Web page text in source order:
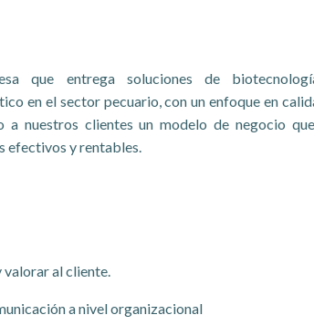
que entrega soluciones de
en el sector pecuario, con un enfoque en
a nuestros clientes un modelo de negocio
efectivos y rentables.
valorar al cliente.
a nivel organizacional